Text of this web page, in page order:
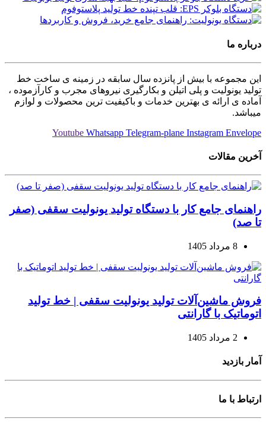
درباره ما
این مجموعه با بیش از پانزده سال سابقه در زمینه ی ساخت خط
تولید یونولیت و پلی اتیلن و بکارگیری نیروهای مجرب و کارآزموده ،
آماده ی ارائه ی بهترین خدمات و باکیفیت ترین محصولات و لوازم
میباشد.
Youtube Whatsapp Telegram-plane Instagram Envelope
آخرین مقالات
راهنمای جامع کار با دستگاه تولید یونولیت سقفی (صفر
تا صد)
8 مرداد 1405
فروش ماشین‌آلات تولید یونولیت سقفی | خط تولید
اتوماتیک با گارانتی
2 مرداد 1405
آمار بازدید
ارتباط با ما